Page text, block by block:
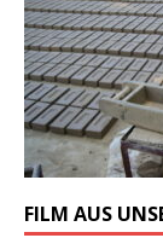
FILM AUS